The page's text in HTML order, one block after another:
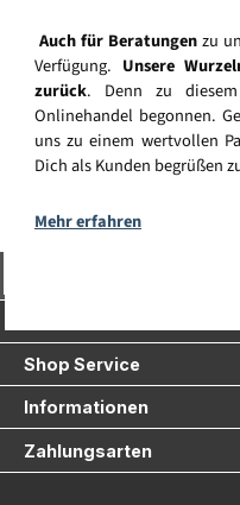
Auch für Beratungenzu
Verfügung. Unsere
zurück. Denn zu
Onlinehandel begonnen.
uns zu einem wertvollen
Dich als Kunden begrüßen
Mehr erfahren
Shop Service
Informationen
Zahlungsarten